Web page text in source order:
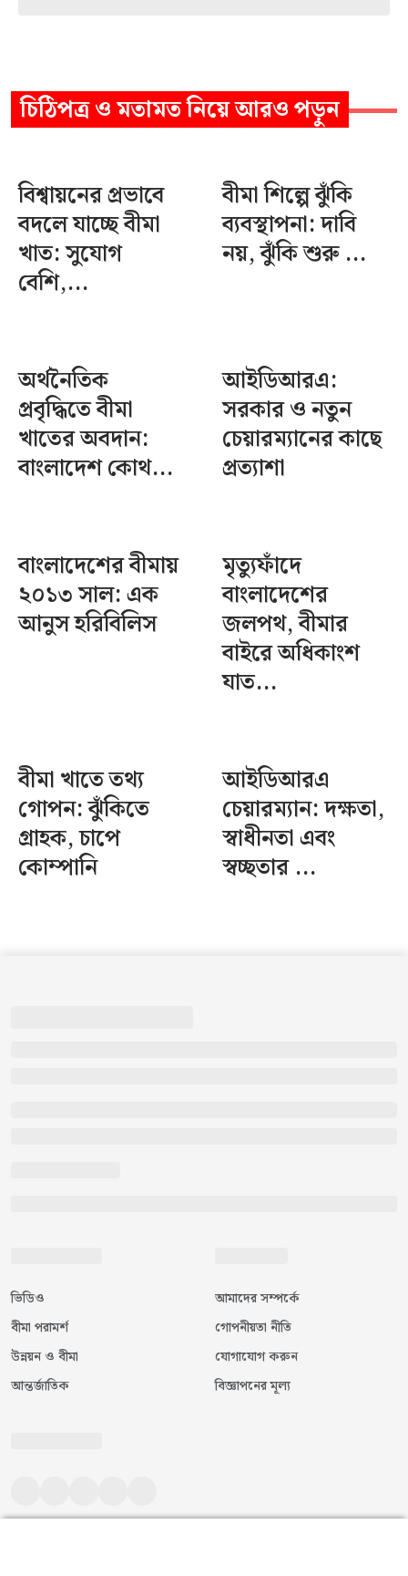
চিঠিপত্র ও মতামতনিয়ে আরও পড়ুন
বিশ্বায়নের প্রভাবে
বদলে যাচ্ছে বীমা
খাত: সুযোগ
বেশি,...
বীমা শিল্পে ঝুঁকি
ব্যবস্থাপনা: দাবি
নয়, ঝুঁকি শুরু ...
অর্থনৈতিক
প্রবৃদ্ধিতে বীমা
খাতের অবদান:
বাংলাদেশ কোথ...
আইডিআরএ:
সরকার ও নতুন
চেয়ারম্যানের কাছে
প্রত্যাশা
বাংলাদেশের বীমায়
২০১৩ সাল: এক
আনুস হরিবিলিস
মৃত্যুফাঁদে
বাংলাদেশের
জলপথ, বীমার
বাইরে অধিকাংশ
যাত...
বীমা খাতে তথ্য
গোপন: ঝুঁকিতে
গ্রাহক, চাপে
কোম্পানি
আইডিআরএ
চেয়ারম্যান: দক্ষতা,
স্বাধীনতা এবং
স্বচ্ছতার ...
ভিডিও
বীমা পরামর্শ
উন্নয়ন ও বীমা
আন্তর্জাতিক
আমাদের সম্পর্কে
গোপনীয়তা নীতি
যোগাযোগ করুন
বিজ্ঞাপনের মূল্য